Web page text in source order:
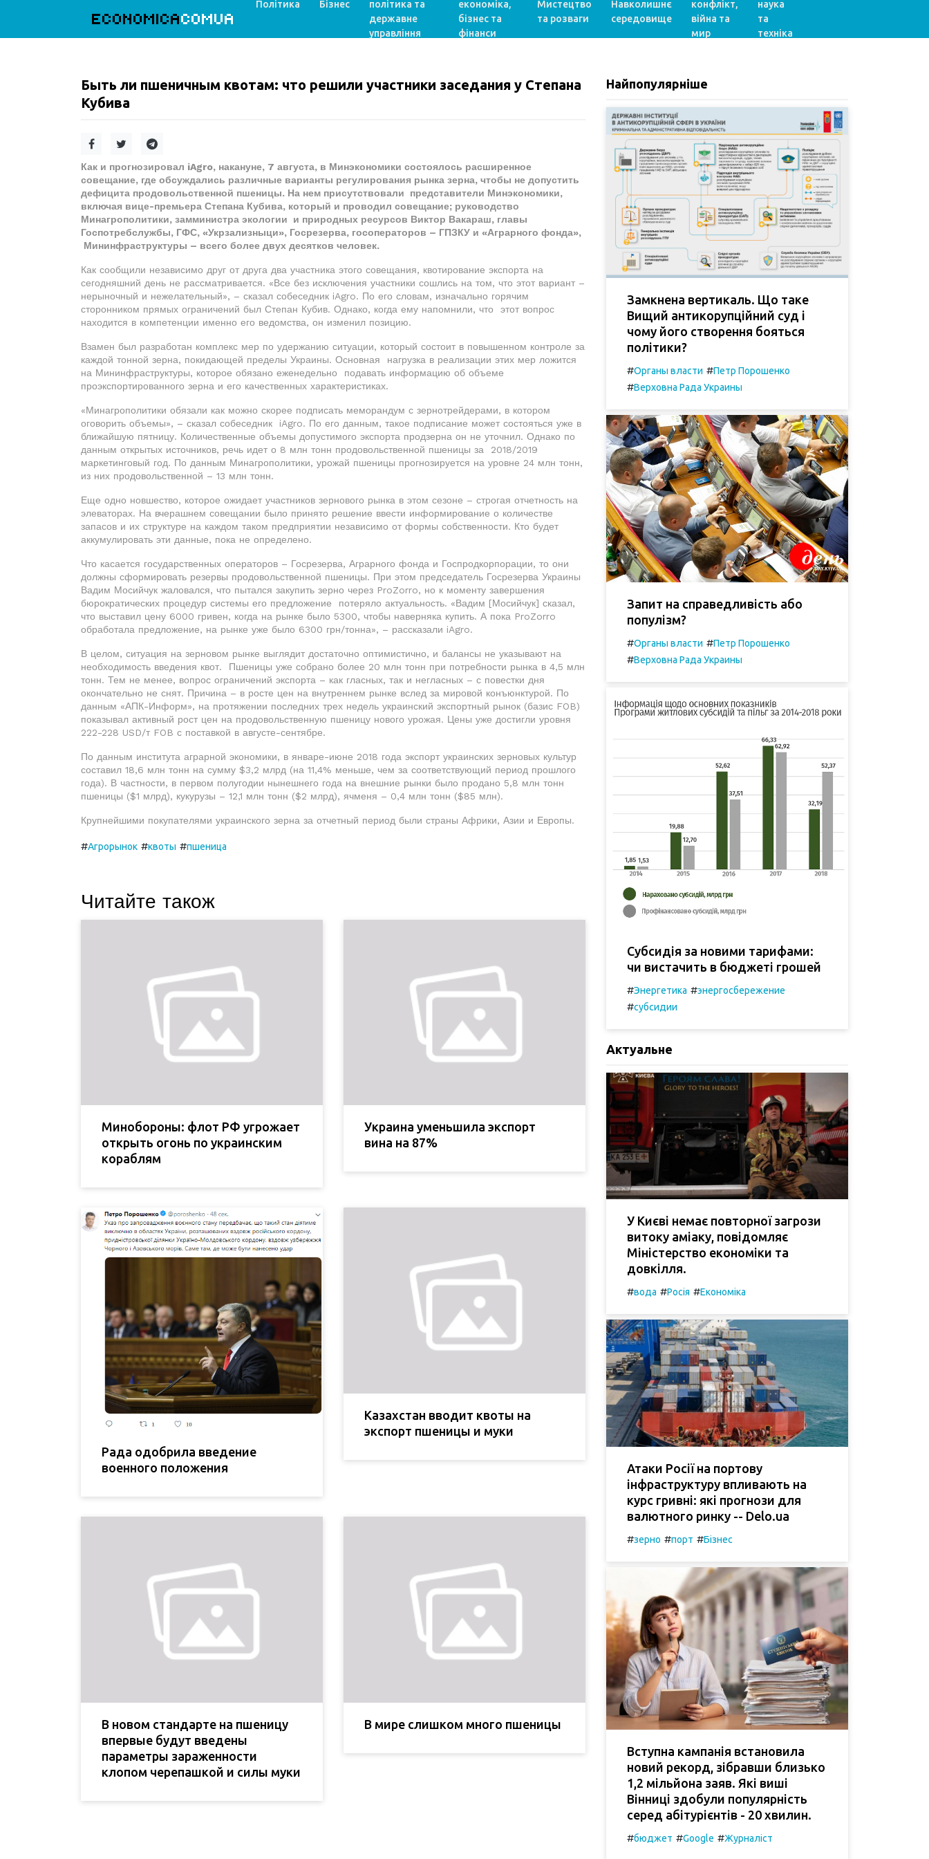
ECONOMICACOMUA
Політика Бізнес
політика та
державне
управління
економіка,
бізнес та
фінанси
Мистецтво
та розваги
Навколишнє
середовище
конфлікт,
війна та
мир
наука
та
техніка
Быть ли пшеничным квотам: что решили участники заседания у Степана
Кубива
Как и прогнозировал iAgro, накануне, 7 августа, в Минэкономики состоялось расширенное
совещание, где обсуждались различные варианты регулирования рынка зерна, чтобы не допустить
дефицита продовольственной пшеницы. На нем присутствовали представители Минэкономики,
включая вице-премьера Степана Кубива, который и проводил совещание; руководство
Минагрополитики, замминистра экологии и природных ресурсов Виктор Вакараш, главы
Госпотребслужбы, ГФС, «Укрзализныци», Госрезерва, госоператоров – ГПЗКУ и «Аграрного фонда»,
Мининфраструктуры – всего более двух десятков человек.
Как сообщили независимо друг от друга два участника этого совещания, квотирование экспорта на
сегодняшний день не рассматривается. «Все без исключения участники сошлись на том, что этот вариант –
нерыночный и нежелательный», – сказал собеседник iAgro. По его словам, изначально горячим
сторонником прямых ограничений был Степан Кубив. Однако, когда ему напомнили, что этот вопрос
находится в компетенции именно его ведомства, он изменил позицию.
Взамен был разработан комплекс мер по удержанию ситуации, который состоит в повышенном контроле за
каждой тонной зерна, покидающей пределы Украины. Основная нагрузка в реализации этих мер ложится
на Мининфраструктуры, которое обязано еженедельно подавать информацию об объеме
проэкспортированного зерна и его качественных характеристиках.
«Минагрополитики обязали как можно скорее подписать меморандум с зернотрейдерами, в котором
оговорить объемы», – сказал собеседник iAgro. По его данным, такое подписание может состояться уже в
ближайшую пятницу. Количественные объемы допустимого экспорта продзерна он не уточнил. Однако по
данным открытых источников, речь идет о 8 млн тонн продовольственной пшеницы за 2018/2019
маркетинговый год. По данным Минагрополитики, урожай пшеницы прогнозируется на уровне 24 млн тонн,
из них продовольственной – 13 млн тонн.
Еще одно новшество, которое ожидает участников зернового рынка в этом сезоне – строгая отчетность на
элеваторах. На вчерашнем совещании было принято решение ввести информирование о количестве
запасов и их структуре на каждом таком предприятии независимо от формы собственности. Кто будет
аккумулировать эти данные, пока не определено.
Что касается государственных операторов – Госрезерва, Аграрного фонда и Госпродкорпорации, то они
должны сформировать резервы продовольственной пшеницы. При этом председатель Госрезерва Украины
Вадим Мосийчук жаловался, что пытался закупить зерно через ProZorro, но к моменту завершения
бюрократических процедур системы его предложение потеряло актуальность. «Вадим [Мосийчук] сказал,
что выставил цену 6000 гривен, когда на рынке было 5300, чтобы наверняка купить. А пока ProZorro
обработала предложение, на рынке уже было 6300 грн/тонна», – рассказали iAgro.
В целом, ситуация на зерновом рынке выглядит достаточно оптимистично, и балансы не указывают на
необходимость введения квот. Пшеницы уже собрано более 20 млн тонн при потребности рынка в 4,5 млн
тонн. Тем не менее, вопрос ограничений экспорта – как гласных, так и негласных – с повестки дня
окончательно не снят. Причина – в росте цен на внутреннем рынке вслед за мировой конъюнктурой. По
данным «АПК-Информ», на протяжении последних трех недель украинский экспортный рынок (базис FOB)
показывал активный рост цен на продовольственную пшеницу нового урожая. Цены уже достигли уровня
222-228 USD/т FOB с поставкой в августе-сентябре.
По данным института аграрной экономики, в январе-июне 2018 года экспорт украинских зерновых культур
составил 18,6 млн тонн на сумму $3,2 млрд (на 11,4% меньше, чем за соответствующий период прошлого
года). В частности, в первом полугодии нынешнего года на внешние рынки было продано 5,8 млн тонн
пшеницы ($1 млрд), кукурузы – 12,1 млн тонн ($2 млрд), ячменя – 0,4 млн тонн ($85 млн).
Крупнейшими покупателями украинского зерна за отчетный период были страны Африки, Азии и Европы.
#Агрорынок #квоты #пшеница
Читайте також
Минобороны: флот РФ угрожает
открыть огонь по украинским
кораблям
Украина уменьшила экспорт
вина на 87%
Рада одобрила введение
военного положения
Казахстан вводит квоты на
экспорт пшеницы и муки
В новом стандарте на пшеницу
впервые будут введены
параметры зараженности
клопом черепашкой и силы муки
В мире слишком много пшеницы
Найпопулярніше
Замкнена вертикаль. Що таке
Вищий антикорупційний суд і
чому його створення бояться
політики?
#Органы власти #Петр Порошенко
#Верховна Рада Украины
Запит на справедливість або
популізм?
#Органы власти #Петр Порошенко
#Верховна Рада Украины
Субсидія за новими тарифами:
чи вистачить в бюджеті грошей
#Энергетика #энергосбережение
#субсидии
Актуальне
У Києві немає повторної загрози
витоку аміаку, повідомляє
Міністерство економіки та
довкілля.
#вода #Росія #Економіка
Атаки Росії на портову
інфраструктуру впливають на
курс гривні: які прогнози для
валютного ринку -- Delo.ua
#зерно #порт #Бізнес
Вступна кампанія встановила
новий рекорд, зібравши близько
1,2 мільйона заяв. Які виші
Вінниці здобули популярність
серед абітурієнтів - 20 хвилин.
#бюджет #Google #Журналіст